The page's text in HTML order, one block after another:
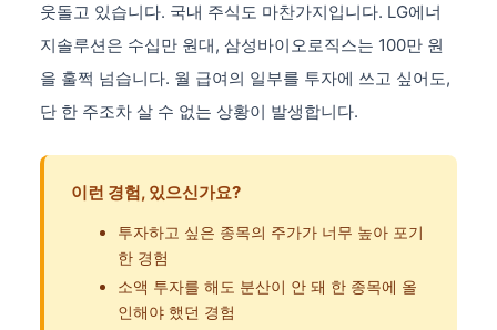
웃돌고 있습니다. 국내 주식도 마찬가지입니다. LG에너
지솔루션은 수십만 원대, 삼성바이오로직스는 100만 원
을 훌쩍 넘습니다. 월 급여의 일부를 투자에 쓰고 싶어도,
단 한 주조차 살 수 없는 상황이 발생합니다.
이런 경험, 있으신가요?
투자하고 싶은 종목의 주가가 너무 높아 포기
한 경험
소액 투자를 해도 분산이 안 돼 한 종목에 올
인해야 했던 경험